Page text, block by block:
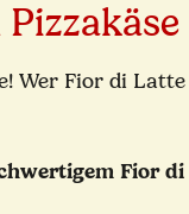
Fior di
Fior